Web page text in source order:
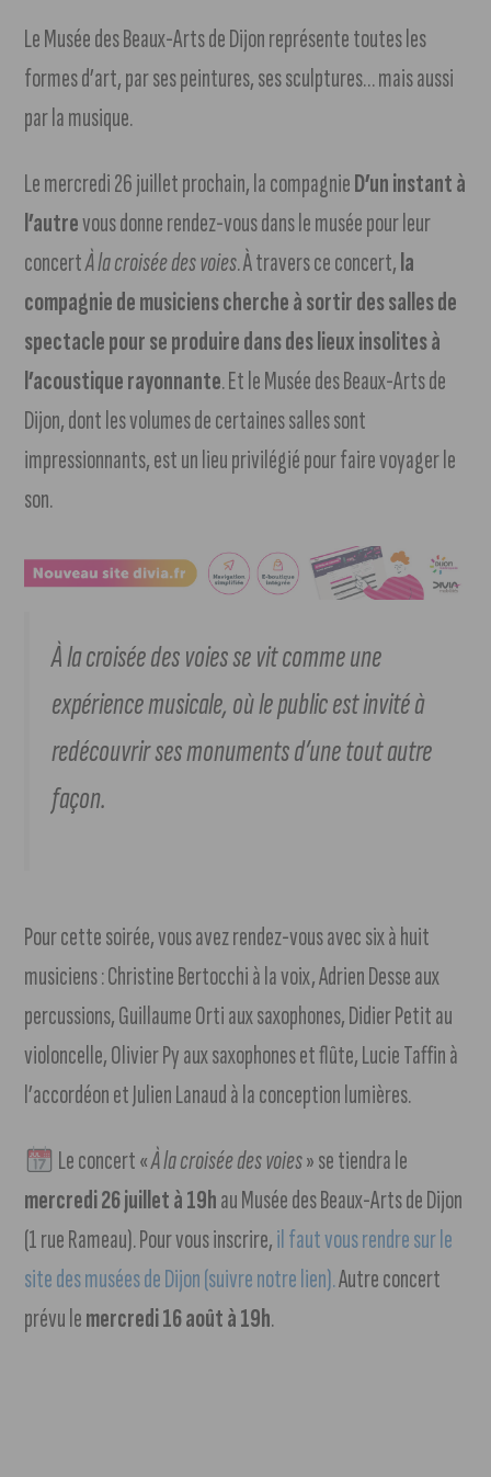
Le Musée des Beaux-Arts de Dijon représente toutes les
formes d’art, par ses peintures, ses sculptures… mais aussi
par la musique.
Le mercredi 26 juillet prochain, la compagnieD’un instant à
l’autrevous donne rendez-vous dans le musée pour leur
concertÀ la croisée des voies. À travers ce concert,la
compagnie de musiciens cherche à sortir des salles de
spectacle pour se produire dans des lieux insolites à
l’acoustique rayonnante. Et le Musée des Beaux-Arts de
Dijon, dont les volumes de certaines salles sont
impressionnants, est un lieu privilégié pour faire voyager le
son.
À la croisée des voiesse vit comme une
expérience musicale, où le public est invité à
redécouvrir ses monuments d’une tout autre
façon.
Pour cette soirée, vous avez rendez-vous avec six à huit
musiciens : Christine Bertocchi à la voix, Adrien Desse aux
percussions, Guillaume Orti aux saxophones, Didier Petit au
violoncelle, Olivier Py aux saxophones et flûte, Lucie Taffin à
l’accordéon et Julien Lanaud à la conception lumières.
Le concert «À la croisée des voies» se tiendra le
mercredi 26 juillet à 19hau Musée des Beaux-Arts de Dijon
(1 rue Rameau). Pour vous inscrire,il faut vous rendre sur le
site des musées de Dijon (suivre notre lien).Autre concert
prévu lemercredi 16 août à 19h.